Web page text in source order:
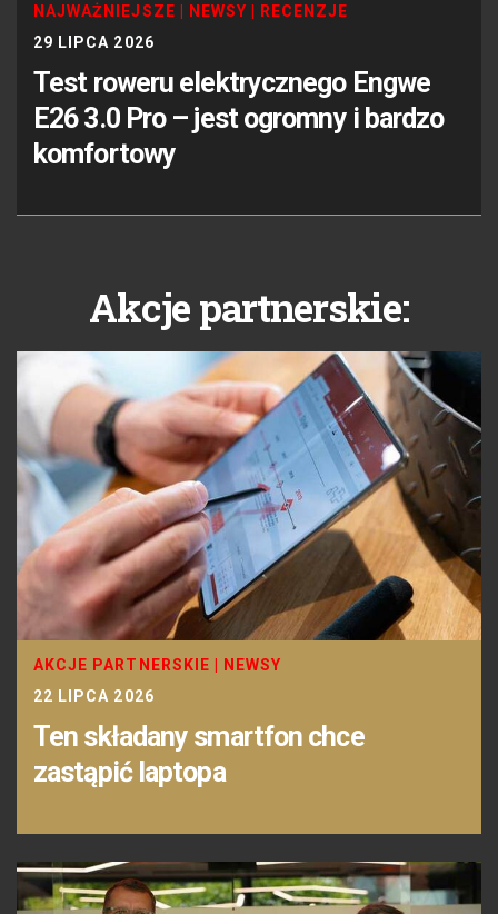
NAJWAŻNIEJSZE NEWSY
RECENZJE
29 LIPCA 2026
Test roweru elektrycznego Engwe
E26 3.0 Pro – jest ogromny i bardzo
komfortowy
Akcje partnerskie:
AKCJE PARTNERSKIE
NEWSY
22 LIPCA 2026
Ten składany smartfon chce
zastąpić laptopa